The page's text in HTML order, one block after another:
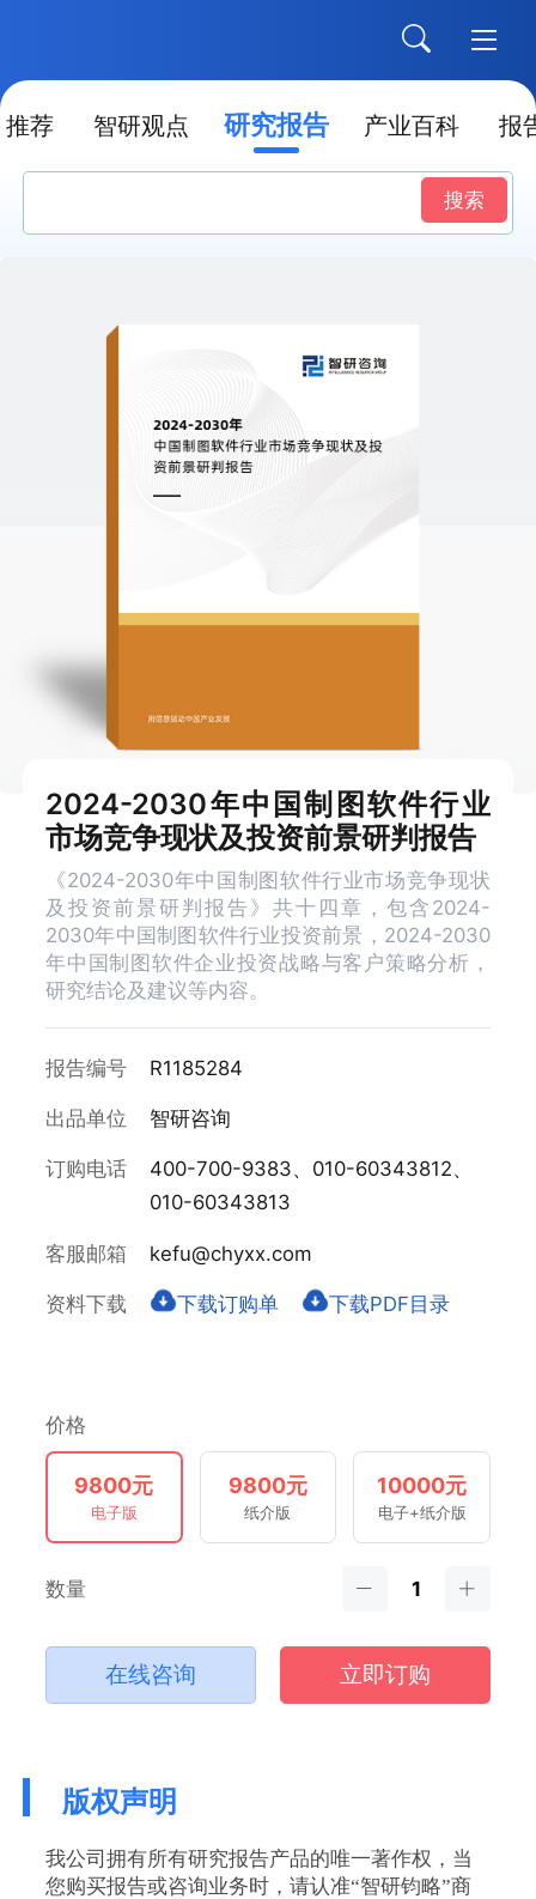
推荐 智研观点 研究报告 产业百科 报
搜索
2024-2030年中国制图软件行业
市场竞争现状及投资前景研判报告
《2024-2030年中国制图软件行业市场竞争现状
及投资前景研判报告》共十四章，包含2024-
2030年中国制图软件行业投资前景，2024-2030
年中国制图软件企业投资战略与客户策略分析，
研究结论及建议等内容。
报告编号 R1185284
出品单位 智研咨询
订购电话
400-700-9383、010-60343812、
010-60343813
客服邮箱 kefu@chyxx.com
资料下载 下载订购单 下载PDF目录
价格
9800元
电子版
9800元
纸介版
10000元
电子+纸介版
数量
在线咨询 立即订购
版权声明
我公司拥有所有研究报告产品的唯一著作权，当
您购买报告或咨询业务时，请认准“智研钧略”商